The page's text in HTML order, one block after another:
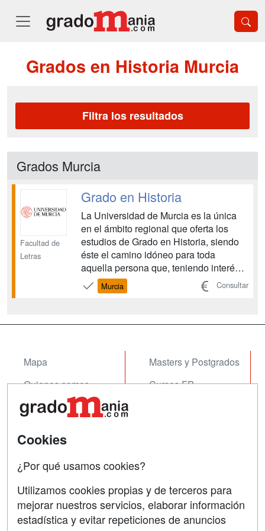
Grados en Historia Murcia
Filtra los resultados
Grados Murcia
Facultad de
Letras
Grado en Historia
La Universidad de Murcia es la única
en el ámbito regional que oferta los
estudios de Grado en Historia, siendo
éste el camino idóneo para toda
aquella persona que, teniendo interés
por las cuestiones relacionadas con la
Historia y una sensibilidad por el
Murcia Consultar
Mapa
Quienes somos
Tarifas publicidad
Masters y Postgrados
Cursos FP
Contactar
Confidencialidad
SÍGUENOS EN:
Cookies
¿Por qué usamos cookies?
Utilizamos cookies propias y de terceros para
mejorar nuestros servicios, elaborar información
estadística y evitar repeticiones de anuncios